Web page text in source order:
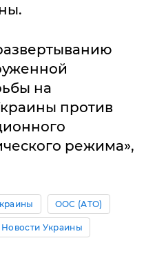
на
против
режима»,
ООС (АТО)
Новости Украины